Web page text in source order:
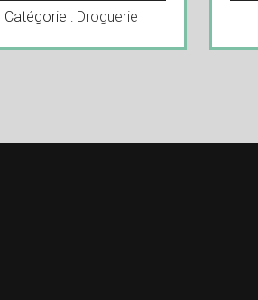
Catégorie : Droguerie